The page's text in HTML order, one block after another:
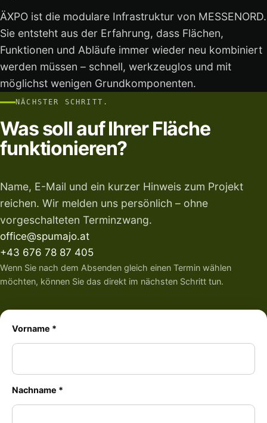
ÄXPO ist die modulare Infrastruktur von MESSENORD.
Sie entsteht aus der Erfahrung, dass Flächen,
Funktionen und Abläufe immer wieder neu kombiniert
werden müssen – schnell, werkzeuglos und mit
möglichst wenigen Grundkomponenten.
NÄCHSTER SCHRITT.
Was soll auf Ihrer Fläche
funktionieren?
Name, E-Mail und ein kurzer Hinweis zum Projekt
reichen. Wir melden uns persönlich – ohne
vorgeschalteten Terminzwang.
office@spumajo.at
+43 676 78 87 405
Wenn Sie nach dem Absenden gleich einen Termin wählen
möchten, können Sie das direkt im nächsten Schritt tun.
Vorname *
Nachname *